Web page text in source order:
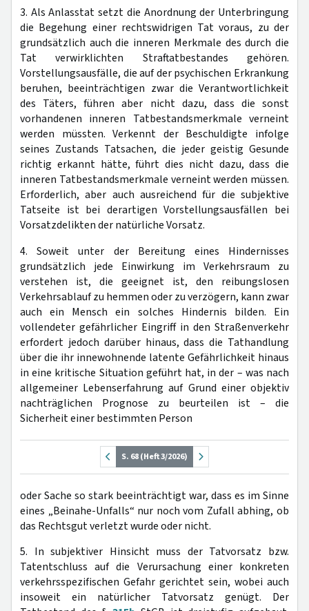
3. Als Anlasstat setzt die Anordnung der Unterbringung
die Begehung einer rechtswidrigen Tat voraus, zu der
grundsätzlich auch die inneren Merkmale des durch die
Tat verwirklichten Straftatbestandes gehören.
Vorstellungsausfälle, die auf der psychischen Erkrankung
beruhen, beeinträchtigen zwar die Verantwortlichkeit
des Täters, führen aber nicht dazu, dass die sonst
vorhandenen inneren Tatbestandsmerkmale verneint
werden müssten. Verkennt der Beschuldigte infolge
seines Zustands Tatsachen, die jeder geistig Gesunde
richtig erkannt hätte, führt dies nicht dazu, dass die
inneren Tatbestandsmerkmale verneint werden müssen.
Erforderlich, aber auch ausreichend für die subjektive
Tatseite ist bei derartigen Vorstellungsausfällen bei
Vorsatzdelikten der natürliche Vorsatz.
4. Soweit unter der Bereitung eines Hindernisses
grundsätzlich jede Einwirkung im Verkehrsraum zu
verstehen ist, die geeignet ist, den reibungslosen
Verkehrsablauf zu hemmen oder zu verzögern, kann zwar
auch ein Mensch ein solches Hindernis bilden. Ein
vollendeter gefährlicher Eingriff in den Straßenverkehr
erfordert jedoch darüber hinaus, dass die Tathandlung
über die ihr innewohnende latente Gefährlichkeit hinaus
in eine kritische Situation geführt hat, in der – was nach
allgemeiner Lebenserfahrung auf Grund einer objektiv
nachträglichen Prognose zu beurteilen ist – die
Sicherheit einer bestimmten Person
S. 68 (Heft 3/2026)
oder Sache so stark beeinträchtigt war, dass es im Sinne
eines „Beinahe-Unfalls“ nur noch vom Zufall abhing, ob
das Rechtsgut verletzt wurde oder nicht.
5. In subjektiver Hinsicht muss der Tatvorsatz bzw.
Tatentschluss auf die Verursachung einer konkreten
verkehrsspezifischen Gefahr gerichtet sein, wobei auch
insoweit ein natürlicher Tatvorsatz genügt. Der